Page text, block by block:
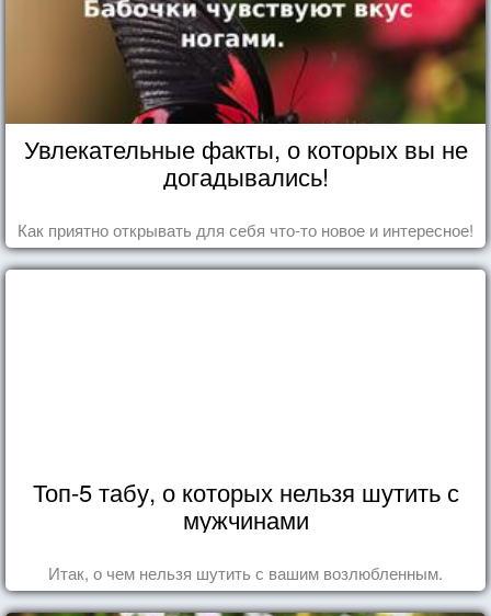
Увлекательные факты, о которых вы не
догадывались!
Как приятно открывать для себя что-то новое и интересное!
Топ-5 табу, о которых нельзя шутить с
мужчинами
Итак, о чем нельзя шутить с вашим возлюбленным.